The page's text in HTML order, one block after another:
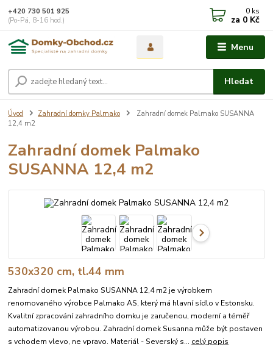
Menu
Hledat
+420 730 501 925
(Po-Pá, 8-16 hod.)
0 ks
za 0 Kč
Úvod Zahradní domky Palmako
Zahradní domek Palmako SUSANNA
12,4 m2
Zahradní domek Palmako
SUSANNA 12,4 m2
530x320 cm, tl.44 mm
Zahradní domek Palmako SUSANNA 12,4 m2 je výrobkem
renomovaného výrobce Palmako AS, který má hlavní sídlo v Estonsku.
Kvalitní zpracování zahradního domku je zaručenou, moderní a téměř
automatizovanou výrobou. Zahradní domek Susanna může být postaven
s vchodem vlevo, ne vpravo. Materiál - Severský s... celý popis